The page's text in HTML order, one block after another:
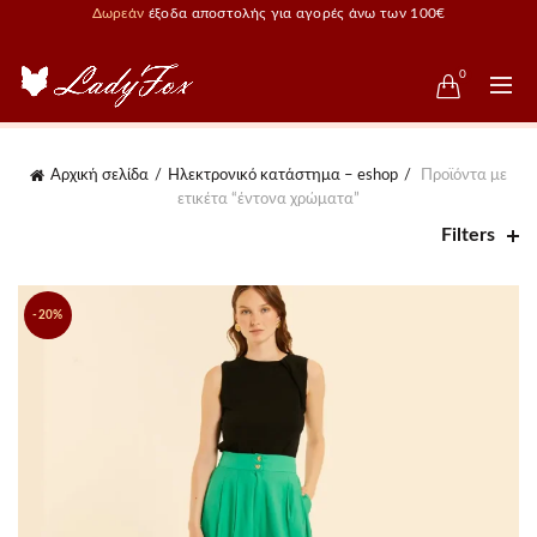
Δωρεάν έξοδα αποστολής για αγορές άνω των 100€
0
Αρχική σελίδα Ηλεκτρονικό κατάστημα – eshop
Προϊόντα με
ετικέτα “έντονα χρώματα”
Filters
-20%